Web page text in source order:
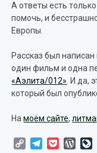
А ответы есть
помочь, и
Европы.
Рассказ был
один фильм и одна
«Аэлита/012» . И да,
который был
Намоём сайте,
Copy TelegramPocket